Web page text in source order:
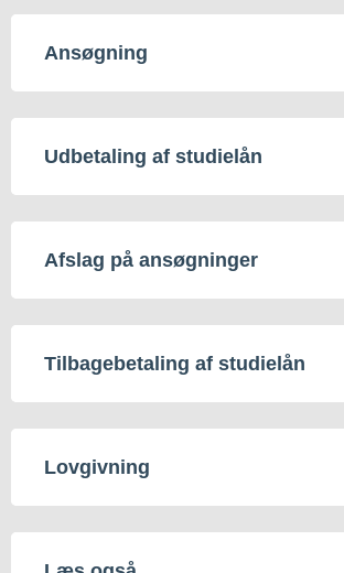
Ansøgning
Udbetaling af studielån
Afslag på ansøgninger
Tilbagebetaling af studielån
Lovgivning